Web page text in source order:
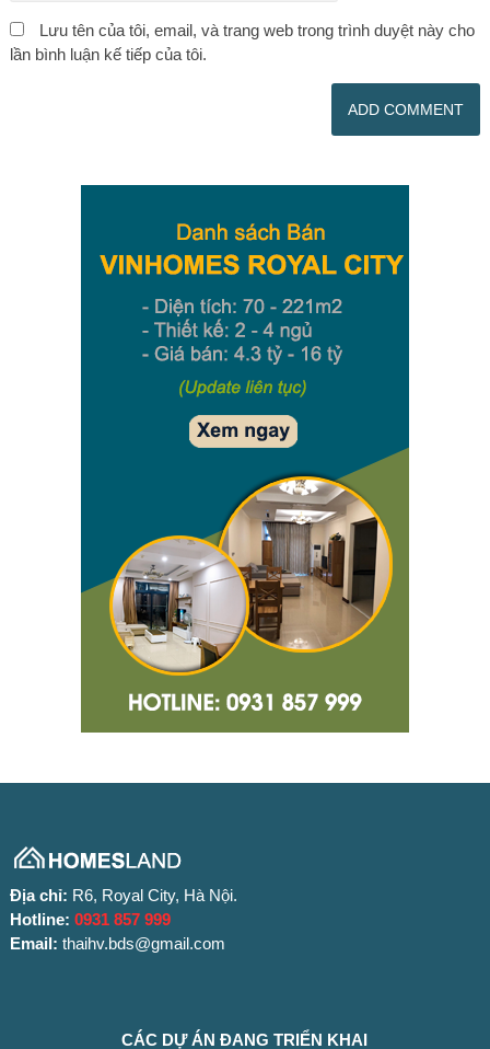
Lưu tên của tôi, email, và trang web trong trình duyệt này cho
lần bình luận kế tiếp của tôi.
Địa chỉ: R6, Royal City, Hà Nội.
Hotline: 0931 857 999
Email: thaihv.bds@gmail.com
CÁC DỰ ÁN ĐANG TRIỂN KHAI